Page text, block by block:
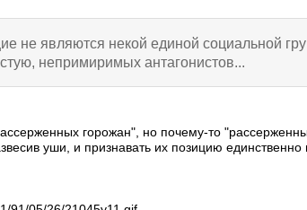
не являются некой единой социальной
непримиримых антагонистов...
горожан", но почему-то
уши, и признавать их позицию